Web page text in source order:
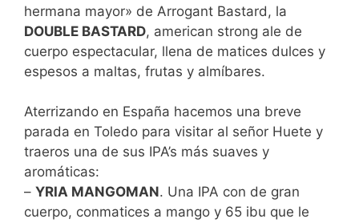
hermana mayor» de Arrogant Bastard, la
DOUBLE BASTARD, american strong ale de
cuerpo espectacular, llena de matices dulces y
espesos a maltas, frutas y almíbares.
Aterrizando en España hacemos una breve
parada en Toledo para visitar al señor Huete y
traeros una de sus IPA’s más suaves y
aromáticas:
– YRIA MANGOMAN. Una IPA con de gran
cuerpo, conmatices a mango y 65 ibu que le